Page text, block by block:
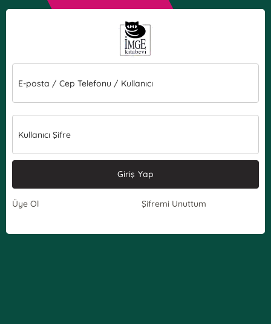
E-posta / Cep Telefonu / Kullanıcı
Kullanıcı Şifre
Giriş Yap
Üye Ol Şifremi Unuttum